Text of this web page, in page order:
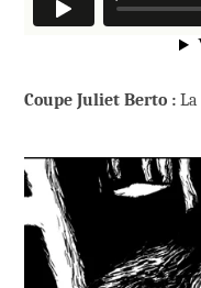
Coupe Juliet Berto :